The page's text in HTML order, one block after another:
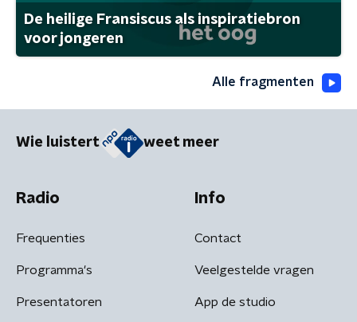
De heilige Fransiscus als inspiratiebron
voor jongeren
Alle fragmenten
Wie luistert weet meer
Radio
Frequenties
Programma's
Presentatoren
Info
Contact
Veelgestelde vragen
App de studio